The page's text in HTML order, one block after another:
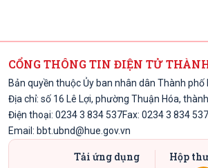
CỔNG THÔNG TIN ĐIỆN TỬ
Bản quyền thuộc Ủy ban nhân dân Thành phố
Địa chỉ: số 16 Lê Lợi, phường Thuận Hóa,
Điện thoại: 0234 3 834 537Fax: 0234 3 834 537
Email: bbt.ubnd@hue.gov.vn
Tải ứng dụng Hộp